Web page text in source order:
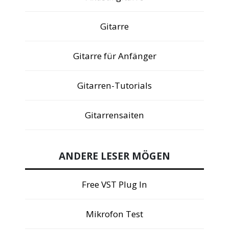
Gitarre
Gitarre für Anfänger
Gitarren-Tutorials
Gitarrensaiten
ANDERE LESER MÖGEN
Free VST Plug In
Mikrofon Test